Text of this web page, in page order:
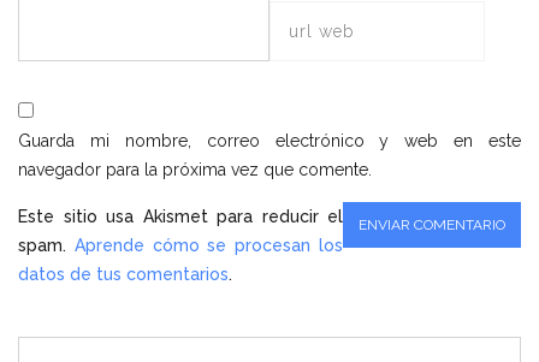
Guarda mi nombre, correo electrónico y web en este
navegador para la próxima vez que comente.
Este sitio usa Akismet para reducir el
spam. Aprende cómo se procesan los
datos de tus comentarios.